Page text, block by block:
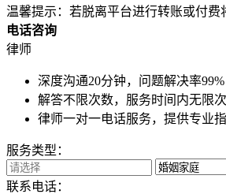
温馨提示：若脱离平台进行转账或付费
电话咨询
律师
深度沟通20分钟，问题解决率99%
解答不限次数，服务时间内无限
律师一对一电话服务，提供专业
服务类型：
联系电话：